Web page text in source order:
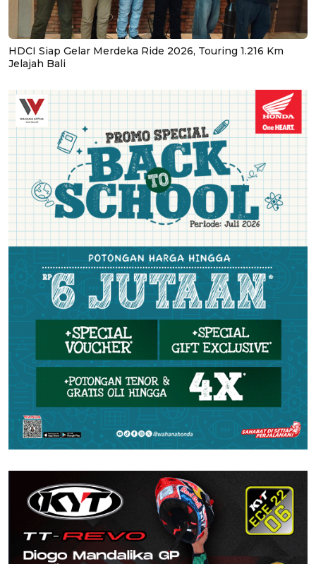
HDCI Siap Gelar Merdeka Ride 2026, Touring 1.216 Km
Jelajah Bali